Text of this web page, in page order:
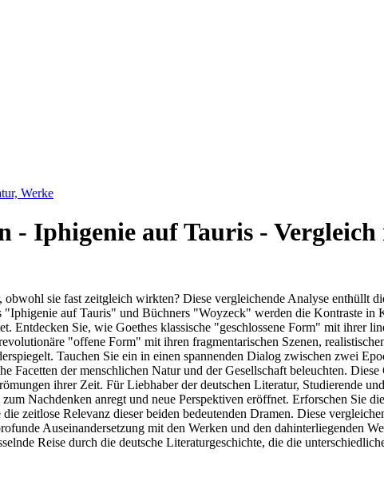
Werke
- Iphigenie auf Tauris -
sie fast zeitgleich wirkten? Diese vergleichende Analyse enthüllt
auf Tauris" und Büchners "Woyzeck" werden die Kontraste in
Entdecken Sie, wie Goethes klassische "geschlossene Form" mit ihrer
"offene Form" mit ihren fragmentarischen Szenen,
Tauchen Sie ein in einen spannenden Dialog zwischen zwei
Facetten der menschlichen Natur und der Gesellschaft beleuchten.
ihrer Zeit. Für Liebhaber der deutschen Literatur, Studierende
Nachdenken anregt und neue Perspektiven eröffnet. Erforschen Sie
zeitlose Relevanz dieser beiden bedeutenden Dramen. Diese
Auseinandersetzung mit den Werken und den dahinterliegenden
Reise durch die deutsche Literaturgeschichte, die die